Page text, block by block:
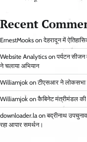
Recent
ErnestMooks onदेहरादून में
Website Analytics onपर्यटन
ने चलाया अभियान
Williamjok onटीएसआर ने लोकसभा
Williamjok onकैबिनेट मंत्रीमंडल
downloader.la onबद्रीनाथ
रहा आपार समर्थन।